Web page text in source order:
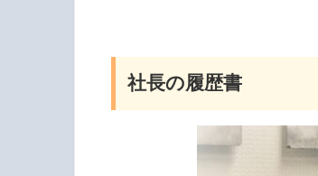
社長の履歴書